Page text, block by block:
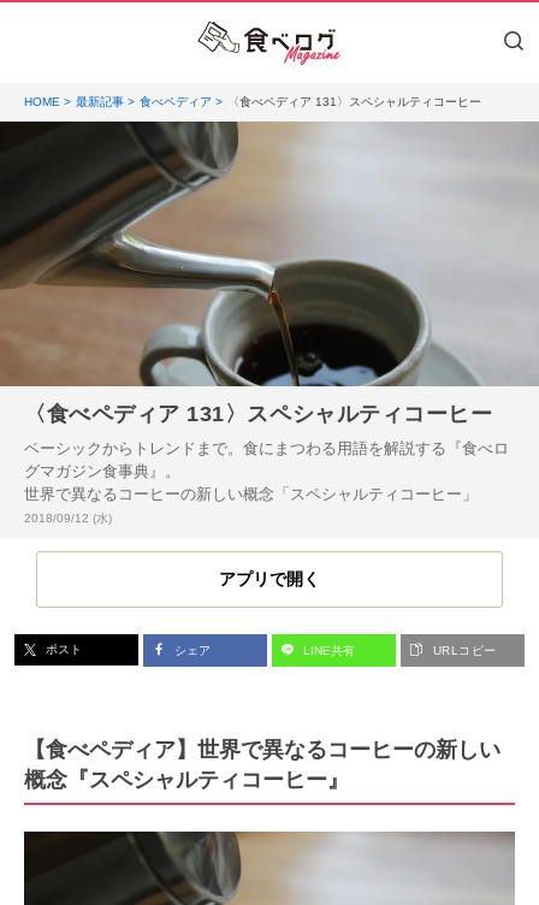
HOME 最新記事 食べペディア 〈食べペディア 131〉スペシャルティコーヒー
〈食べペディア 131〉スペシャルティコーヒー
ベーシックからトレンドまで。食にまつわる用語を解説する『食べロ
グマガジン食事典』。
世界で異なるコーヒーの新しい概念「スペシャルティコーヒー」
投稿日:
2018/09/12 (水)
アプリで開く
ポスト シェア LINE共有 URLコピー
【食べペディア】世界で異なるコーヒーの新しい
概念『スペシャルティコーヒー』